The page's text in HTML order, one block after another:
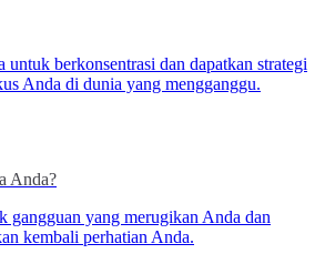
berkonsentrasi dan dapatkan strategi
Anda di dunia yang mengganggu.
Anda?
gangguan yang merugikan Anda dan
kembali perhatian Anda.